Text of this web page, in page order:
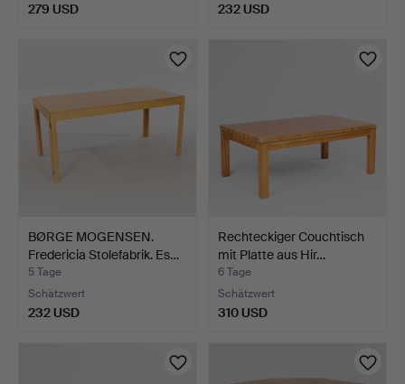
279 USD 232 USD
BØRGE MOGENSEN.
Fredericia Stolefabrik. Es…
5 Tage
Schätzwert
232 USD
Rechteckiger Couchtisch
mit Platte aus Hir…
6 Tage
Schätzwert
310 USD